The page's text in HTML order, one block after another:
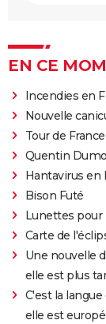
EN CE
Incendies en
Nouvelle
Tour de
Quentin
Hantavirus en
Bison Futé
Lunettes pour
Carte de
Une nouvelle
elle est plus
C'est la
elle est